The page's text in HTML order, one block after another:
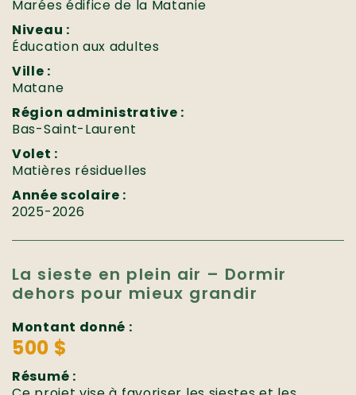
Marées édifice de la Matanie
Niveau :
Éducation aux adultes
Ville :
Matane
Région administrative :
Bas-Saint-Laurent
Volet :
Matières résiduelles
Année scolaire :
2025-2026
La sieste en plein air – Dormir
dehors pour mieux grandir
Montant donné :
500 $
Résumé :